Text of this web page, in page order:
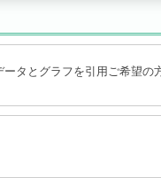
ータとグラフを引用ご希望の